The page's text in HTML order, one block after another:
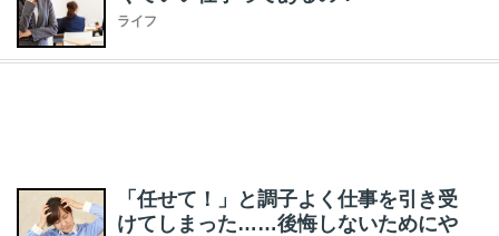
ライフ
「任せて！」と調子よく仕事を引き受
けてしまった……後悔しないためにや